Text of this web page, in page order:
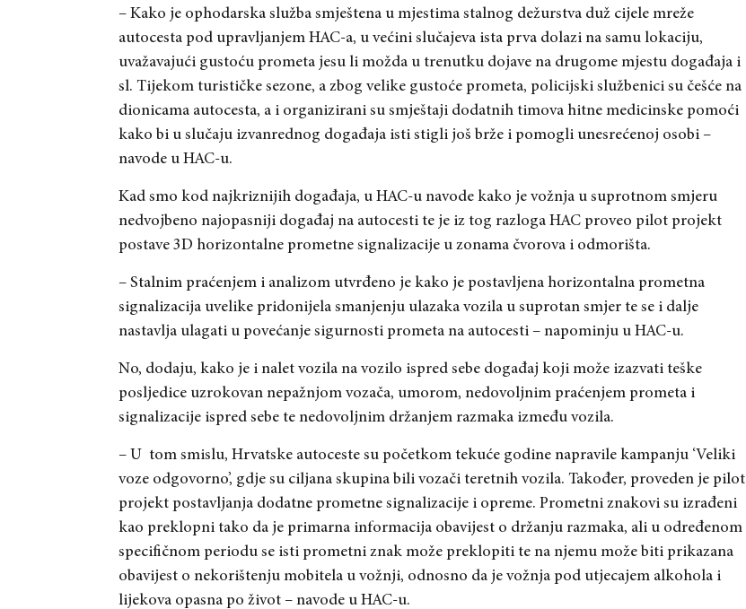
– Kako je ophodarska služba smještena u mjestima stalnog dežurstva duž cijele mreže
autocesta pod upravljanjem HAC-a, u većini slučajeva ista prva dolazi na samu lokaciju,
uvažavajući gustoću prometa jesu li možda u trenutku dojave na drugome mjestu događaja i
sl. Tijekom turističke sezone, a zbog velike gustoće prometa, policijski službenici su češće na
dionicama autocesta, a i organizirani su smještaji dodatnih timova hitne medicinske pomoći
kako bi u slučaju izvanrednog događaja isti stigli još brže i pomogli unesrećenoj osobi –
navode u HAC-u.
Kad smo kod najkriznijih događaja, u HAC-u navode kako je vožnja u suprotnom smjeru
nedvojbeno najopasniji događaj na autocesti te je iz tog razloga HAC proveo pilot projekt
postave 3D horizontalne prometne signalizacije u zonama čvorova i odmorišta.
– Stalnim praćenjem i analizom utvrđeno je kako je postavljena horizontalna prometna
signalizacija uvelike pridonijela smanjenju ulazaka vozila u suprotan smjer te se i dalje
nastavlja ulagati u povećanje sigurnosti prometa na autocesti – napominju u HAC-u.
No, dodaju, kako je i nalet vozila na vozilo ispred sebe događaj koji može izazvati teške
posljedice uzrokovan nepažnjom vozača, umorom, nedovoljnim praćenjem prometa i
signalizacije ispred sebe te nedovoljnim držanjem razmaka između vozila.
– U tom smislu, Hrvatske autoceste su početkom tekuće godine napravile kampanju ‘Veliki
voze odgovorno’, gdje su ciljana skupina bili vozači teretnih vozila. Također, proveden je pilot
projekt postavljanja dodatne prometne signalizacije i opreme. Prometni znakovi su izrađeni
kao preklopni tako da je primarna informacija obavijest o držanju razmaka, ali u određenom
specifičnom periodu se isti prometni znak može preklopiti te na njemu može biti prikazana
obavijest o nekorištenju mobitela u vožnji, odnosno da je vožnja pod utjecajem alkohola i
lijekova opasna po život – navode u HAC-u.